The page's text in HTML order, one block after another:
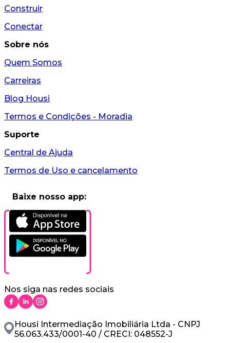
Construir
Conectar
Sobre nós
Quem Somos
Carreiras
Blog Housi
Termos e Condições - Moradia
Suporte
Central de Ajuda
Termos de Uso e cancelamento
Baixe nosso app:
Nos siga nas redes sociais
Housi Intermediação Imobiliária Ltda - CNPJ
56.063.433/0001-40 / CRECI: 048552-J